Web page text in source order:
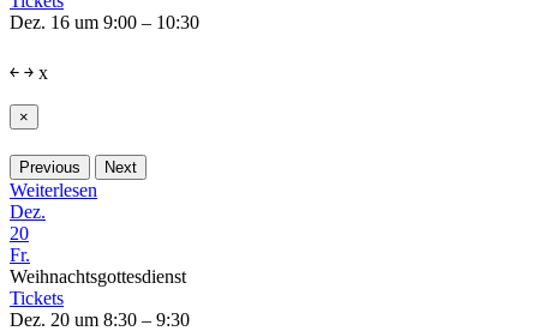
Dez. 16 um 9:00 – 10:30
￩ ￫ x
×
Previous Next
Weiterlesen
Dez.
20
Fr.
Weihnachtsgottesdienst
Tickets
Dez. 20 um 8:30 – 9:30